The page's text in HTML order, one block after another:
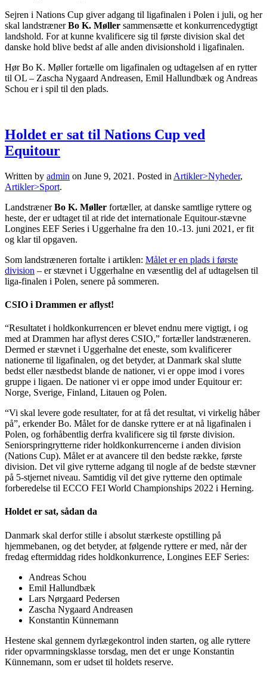
Sejren i Nations Cup giver adgang til ligafinalen i Polen i juli, og her
skal landstrænerBo K. Møller sammensætte et konkurrencedygtigt
landshold. For at kunne kvalificere sig til første division skal det
danske hold blive bedst af alle anden divisionshold i ligafinalen.
Hør Bo K. Møller fortælle om ligafinalen og udtagelsen af en rytter
til OL – Zascha Nygaard Andreasen, Emil Hallundbæk og Andreas
Schou er i spil til den plads.
Holdet er sat til Nations Cup ved
Equitour
Written by admin on June 9, 2021 . Posted in Artikler>Nyheder,
Artikler>Sport.
LandstrænerBo K. Møller fortæller, at danske samtlige ryttere og
heste, der er udtaget til at ride det internationale Equitour-stævne
Longines EEF Series i Uggerhalne fra den 10.-13. juni 2021, er fit
og klar til opgaven.
Som landstræneren fortalte i artiklen: Målet er en plads i første
division – er stævnet i Uggerhalne en væsentlig del af udtagelsen til
liga-finalen i Polen, senere på sommeren.
CSIO i Drammen er aflyst!
“Resultatet i holdkonkurrencen er blevet endnu mere vigtigt, i og
med at Drammen har aflyst deres CSIO,” fortæller landstræneren.
Dermed er stævnet i Uggerhalne det eneste, som kvalificerer
nationerne til ligafinalen, og det betyder, at Danmark skal slutte
bedst eller næstbedst blande de nationer, vi er oppe imod i vores
gruppe i ligaen. De nationer vi er oppe imod under Equitour er:
Norge, Sverige, Finland, Litauen og Polen.
“Vi skal levere gode resultater, for at få det resultat, vi virkelig håber
på”, erkender Bo. Målet for de danske ryttere er at nå ligafinalen i
Polen, og forhåbentlig derfra kvalificere sig til første division.
Seniorspringrytterne rider holdkonkurrencerne i anden division
(Nations Cup). Målet er at avancere til den bedste række, første
division. Det vil give rytterne adgang til nogle af de bedste stævner
på 5-stjernet niveau. Samtidig vil det give rytterne den optimale
forberedelse til ECCO FEI World Championships 2022 i Herning.
Holdet er sat, sådan da
Danmark skal derfor stille i absolut stærkeste opstilling på
hjemmebanen, og det betyder, at følgende ryttere er med, når der
fredag eftermiddag rides holdkonkurrence, Longines EEF Series:
Andreas Schou
Emil Hallundbæk
Lars Nørgaard Pedersen
Zascha Nygaard Andreasen
Konstantin Künnemann
Hestene skal gennem dyrlægekontrol inden starten, og alle ryttere
rider opvarmningsklasse torsdag, men det er unge Konstantin
Künnemann, som er udset til holdets reserve.